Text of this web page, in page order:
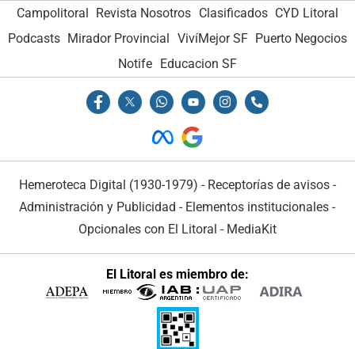
Campolitoral Revista Nosotros Clasificados CYD Litoral
Podcasts Mirador Provincial VivíMejor SF Puerto Negocios
Notife Educacion SF
Hemeroteca Digital (1930-1979) - Receptorías de avisos -
Administración y Publicidad - Elementos institucionales -
Opcionales con El Litoral - MediaKit
El Litoral es miembro de: